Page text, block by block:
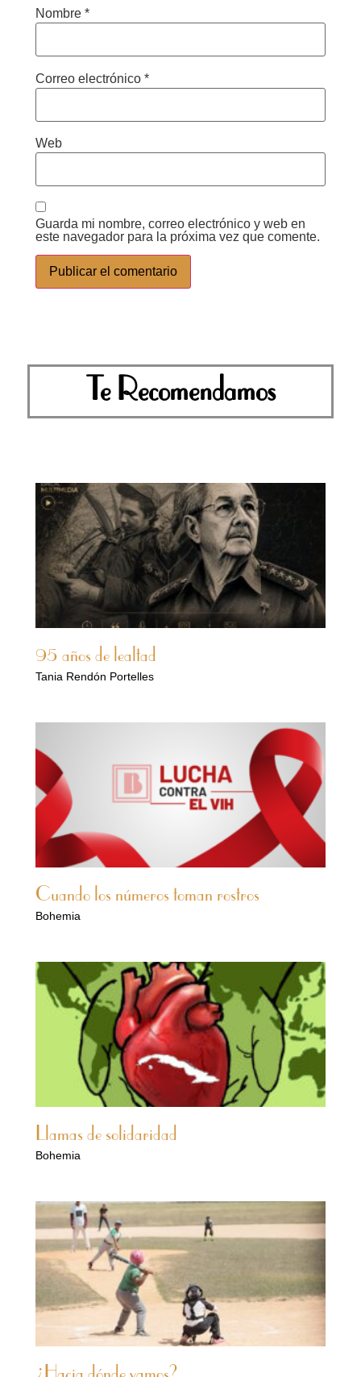
Nombre *
Correo electrónico *
Web
Guarda mi nombre, correo electrónico y web en
este navegador para la próxima vez que comente.
Te Recomendamos
95 años de lealtad
Tania Rendón Portelles
Cuando los números toman rostros
Bohemia
Llamas de solidaridad
Bohemia